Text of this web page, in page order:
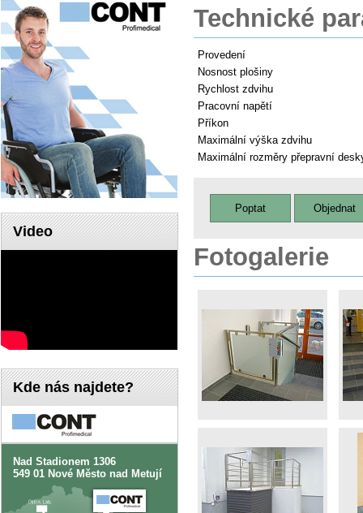
Technické
Provedení
Nosnost plošiny
Rychlost zdvihu
Pracovní napětí
Příkon
Maximální výška zdvihu
Maximální rozměry přepravní
Fotogalerie
Video
Kde nás najdete?
Nad Stadionem 1306
549 01 Nové Město nad Metují